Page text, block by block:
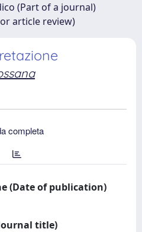
(Part of a journal)
article review)
completa
(Date of publication)
title)